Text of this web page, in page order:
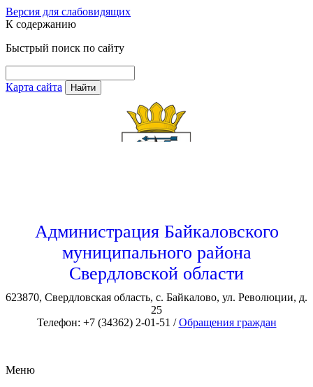
Версия для слабовидящих
К содержанию
Быстрый поиск по сайту
Карта сайта Найти
Администрация Байкаловского
муниципального района
Свердловской области
623870, Свердловская область, с. Байкалово, ул. Революции, д.
25
Телефон: +7 (34362) 2-01-51 /Обращения граждан
Меню